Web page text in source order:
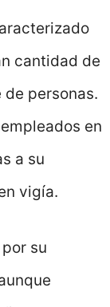
cantidad de
personas.
en
a su
vigía.
su